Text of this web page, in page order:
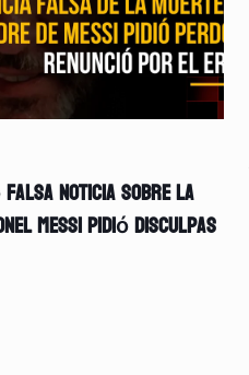
falsa noticia sobre la
Messi pidió disculpas